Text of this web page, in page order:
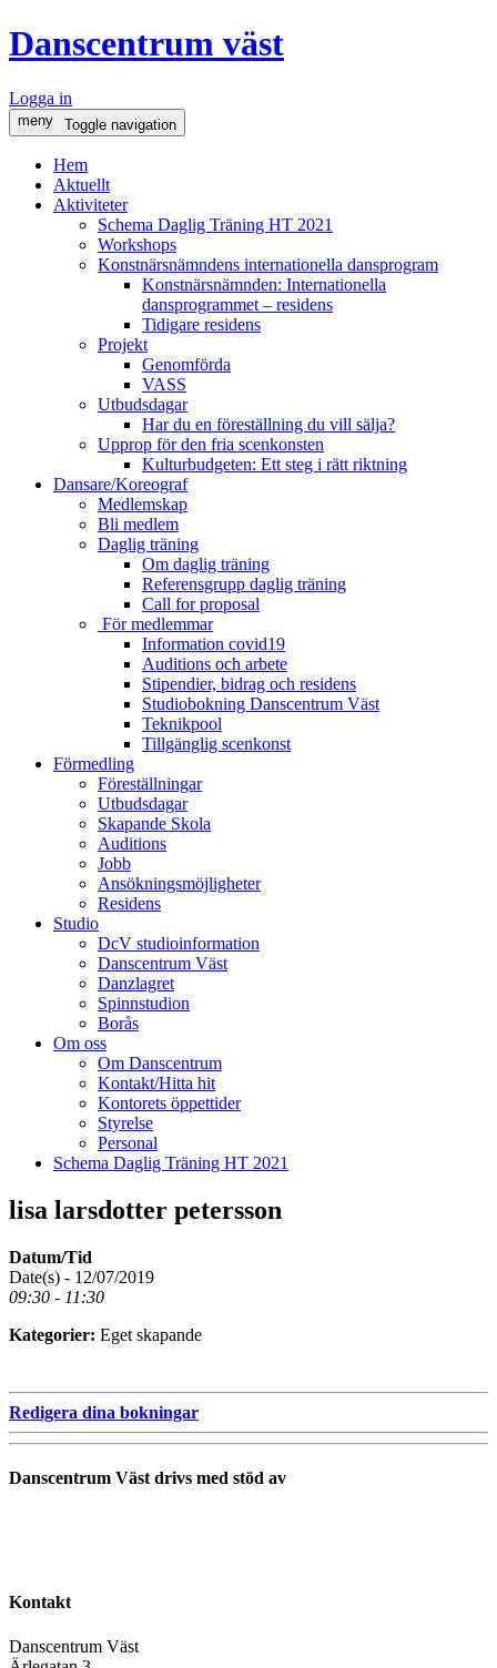
Danscentrum väst
Logga in
meny Toggle navigation
Hem
Aktuellt
Aktiviteter
Schema Daglig Träning HT 2021
Workshops
Konstnärsnämndens internationella dansprogram
Konstnärsnämnden: Internationella
dansprogrammet – residens
Tidigare residens
Projekt
Genomförda
VASS
Utbudsdagar
Har du en föreställning du vill sälja?
Upprop för den fria scenkonsten
Kulturbudgeten: Ett steg i rätt riktning
Dansare/Koreograf
Medlemskap
Bli medlem
Daglig träning
Om daglig träning
Referensgrupp daglig träning
Call for proposal
För medlemmar
Information covid19
Auditions och arbete
Stipendier, bidrag och residens
Studiobokning Danscentrum Väst
Teknikpool
Tillgänglig scenkonst
Förmedling
Föreställningar
Utbudsdagar
Skapande Skola
Auditions
Jobb
Ansökningsmöjligheter
Residens
Studio
DcV studioinformation
Danscentrum Väst
Danzlagret
Spinnstudion
Borås
Om oss
Om Danscentrum
Kontakt/Hitta hit
Kontorets öppettider
Styrelse
Personal
Schema Daglig Träning HT 2021
lisa larsdotter petersson
Datum/Tid
Date(s) - 12/07/2019
09:30 - 11:30
Kategorier: Eget skapande
Redigera dina bokningar
Danscentrum Väst drivs med stöd av
Kontakt
Danscentrum Väst